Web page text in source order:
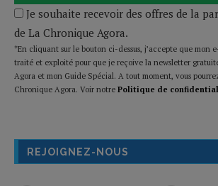
Je souhaite recevoir des offres de la
de La Chronique Agora.
*En cliquant sur le bouton ci-dessus, j’accepte que mon
traité et exploité pour que je reçoive la newsletter
Agora et mon Guide Spécial. A tout moment, vous
Chronique Agora. Voir notre Politique de
REJOIGNEZ-NOUS